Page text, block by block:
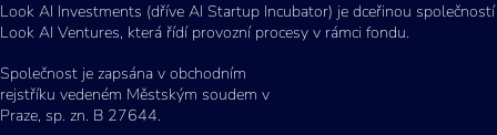
Look AI Investments (dříve AI Startup Incubator) je dceřinou společností
Look AI Ventures, která řídí provozní procesy v rámci fondu.
Společnost je zapsána v obchodním
rejstříku vedeném Městským soudem v
Praze, sp. zn. B 27644.